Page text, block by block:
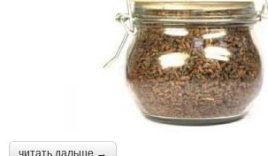
читать дальше →